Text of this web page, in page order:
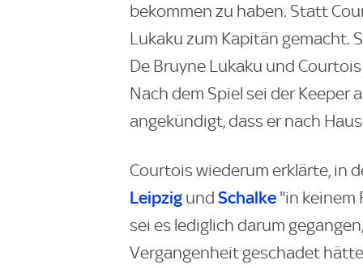
bekommen zu haben. Statt
Lukaku zum Kapitän gemacht.
De Bruyne Lukaku und
Nach dem Spiel sei der Keeper
angekündigt, dass er nach
Courtois wiederum erklärte, in
Leipzig und Schalke "in keinem
sei es lediglich darum
Vergangenheit geschadet